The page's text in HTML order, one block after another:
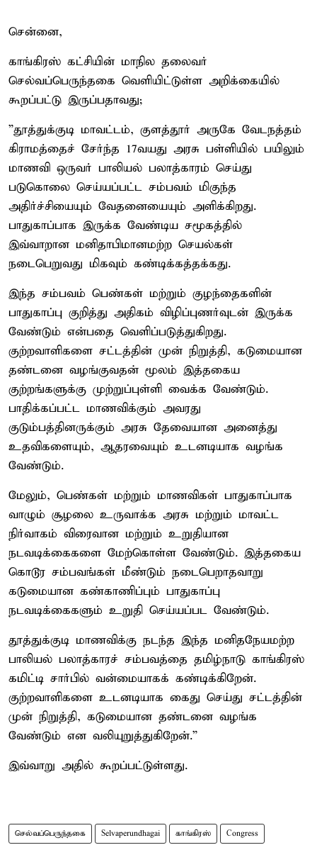
சென்னை,
காங்கிரஸ் கட்சியின் மாநில தலைவர்
செல்வப்பெருந்தகை வெளியிட்டுள்ள அறிக்கையில்
கூறப்பட்டு இருப்பதாவது;
”தூத்துக்குடி மாவட்டம், குளத்தூர் அருகே வேடநத்தம்
கிராமத்தைச் சேர்ந்த 17வயது அரசு பள்ளியில் பயிலும்
மாணவி ஒருவர் பாலியல் பலாத்காரம் செய்து
படுகொலை செய்யப்பட்ட சம்பவம் மிகுந்த
அதிர்ச்சியையும் வேதனையையும் அளிக்கிறது.
பாதுகாப்பாக இருக்க வேண்டிய சமூகத்தில்
இவ்வாறான மனிதாபிமானமற்ற செயல்கள்
நடைபெறுவது மிகவும் கண்டிக்கத்தக்கது.
இந்த சம்பவம் பெண்கள் மற்றும் குழந்தைகளின்
பாதுகாப்பு குறித்து அதிகம் விழிப்புணர்வுடன் இருக்க
வேண்டும் என்பதை வெளிப்படுத்துகிறது.
குற்றவாளிகளை சட்டத்தின் முன் நிறுத்தி, கடுமையான
தண்டனை வழங்குவதன் மூலம் இத்தகைய
குற்றங்களுக்கு முற்றுப்புள்ளி வைக்க வேண்டும்.
பாதிக்கப்பட்ட மாணவிக்கும் அவரது
குடும்பத்தினருக்கும் அரசு தேவையான அனைத்து
உதவிகளையும், ஆதரவையும் உடனடியாக வழங்க
வேண்டும்.
மேலும், பெண்கள் மற்றும் மாணவிகள் பாதுகாப்பாக
வாழும் சூழலை உருவாக்க அரசு மற்றும் மாவட்ட
நிர்வாகம் விரைவான மற்றும் உறுதியான
நடவடிக்கைகளை மேற்கொள்ள வேண்டும். இத்தகைய
கொடூர சம்பவங்கள் மீண்டும் நடைபெறாதவாறு
கடுமையான கண்காணிப்பும் பாதுகாப்பு
நடவடிக்கைகளும் உறுதி செய்யப்பட வேண்டும்.
தூத்துக்குடி மாணவிக்கு நடந்த இந்த மனிதநேயமற்ற
பாலியல் பலாத்காரச் சம்பவத்தை தமிழ்நாடு காங்கிரஸ்
கமிட்டி சார்பில் வன்மையாகக் கண்டிக்கிறேன்.
குற்றவாளிகளை உடனடியாக கைது செய்து சட்டத்தின்
முன் நிறுத்தி, கடுமையான தண்டனை வழங்க
வேண்டும் என வலியுறுத்துகிறேன்.”
இவ்வாறு அதில் கூறப்பட்டுள்ளது.
செல்வப்பெருந்தகை Selvaperundhagai காங்கிரஸ் Congress